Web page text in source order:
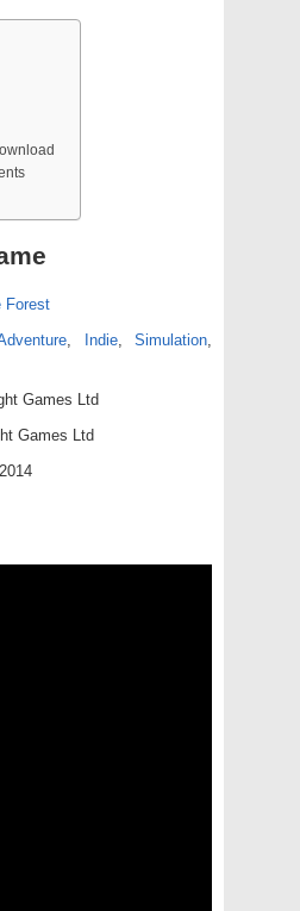
Forest
, Indie, Simulation,
Games Ltd
Games Ltd